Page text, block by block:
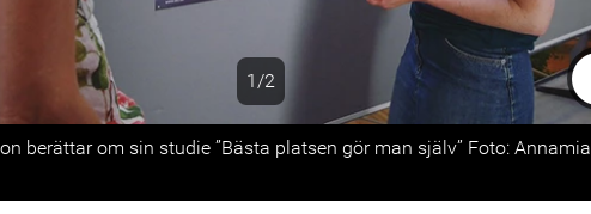
1/2
berättar om sin studie ”Bästa platsen gör man själv” Foto: Annamia